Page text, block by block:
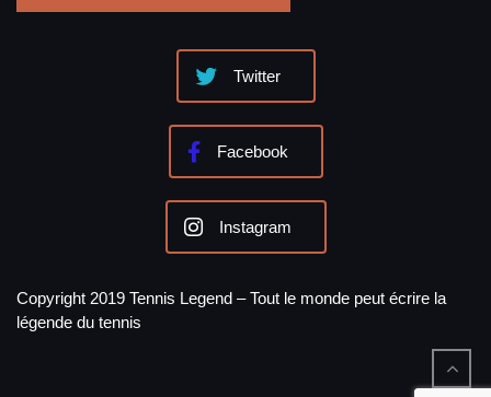
Twitter
Facebook
Instagram
Copyright 2019 Tennis Legend – Tout le monde peut écrire la
légende du tennis